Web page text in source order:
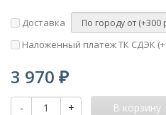
Доставка
Наложенный платеж ТК СДЭК (+
3 970 ₽
- + В корзину